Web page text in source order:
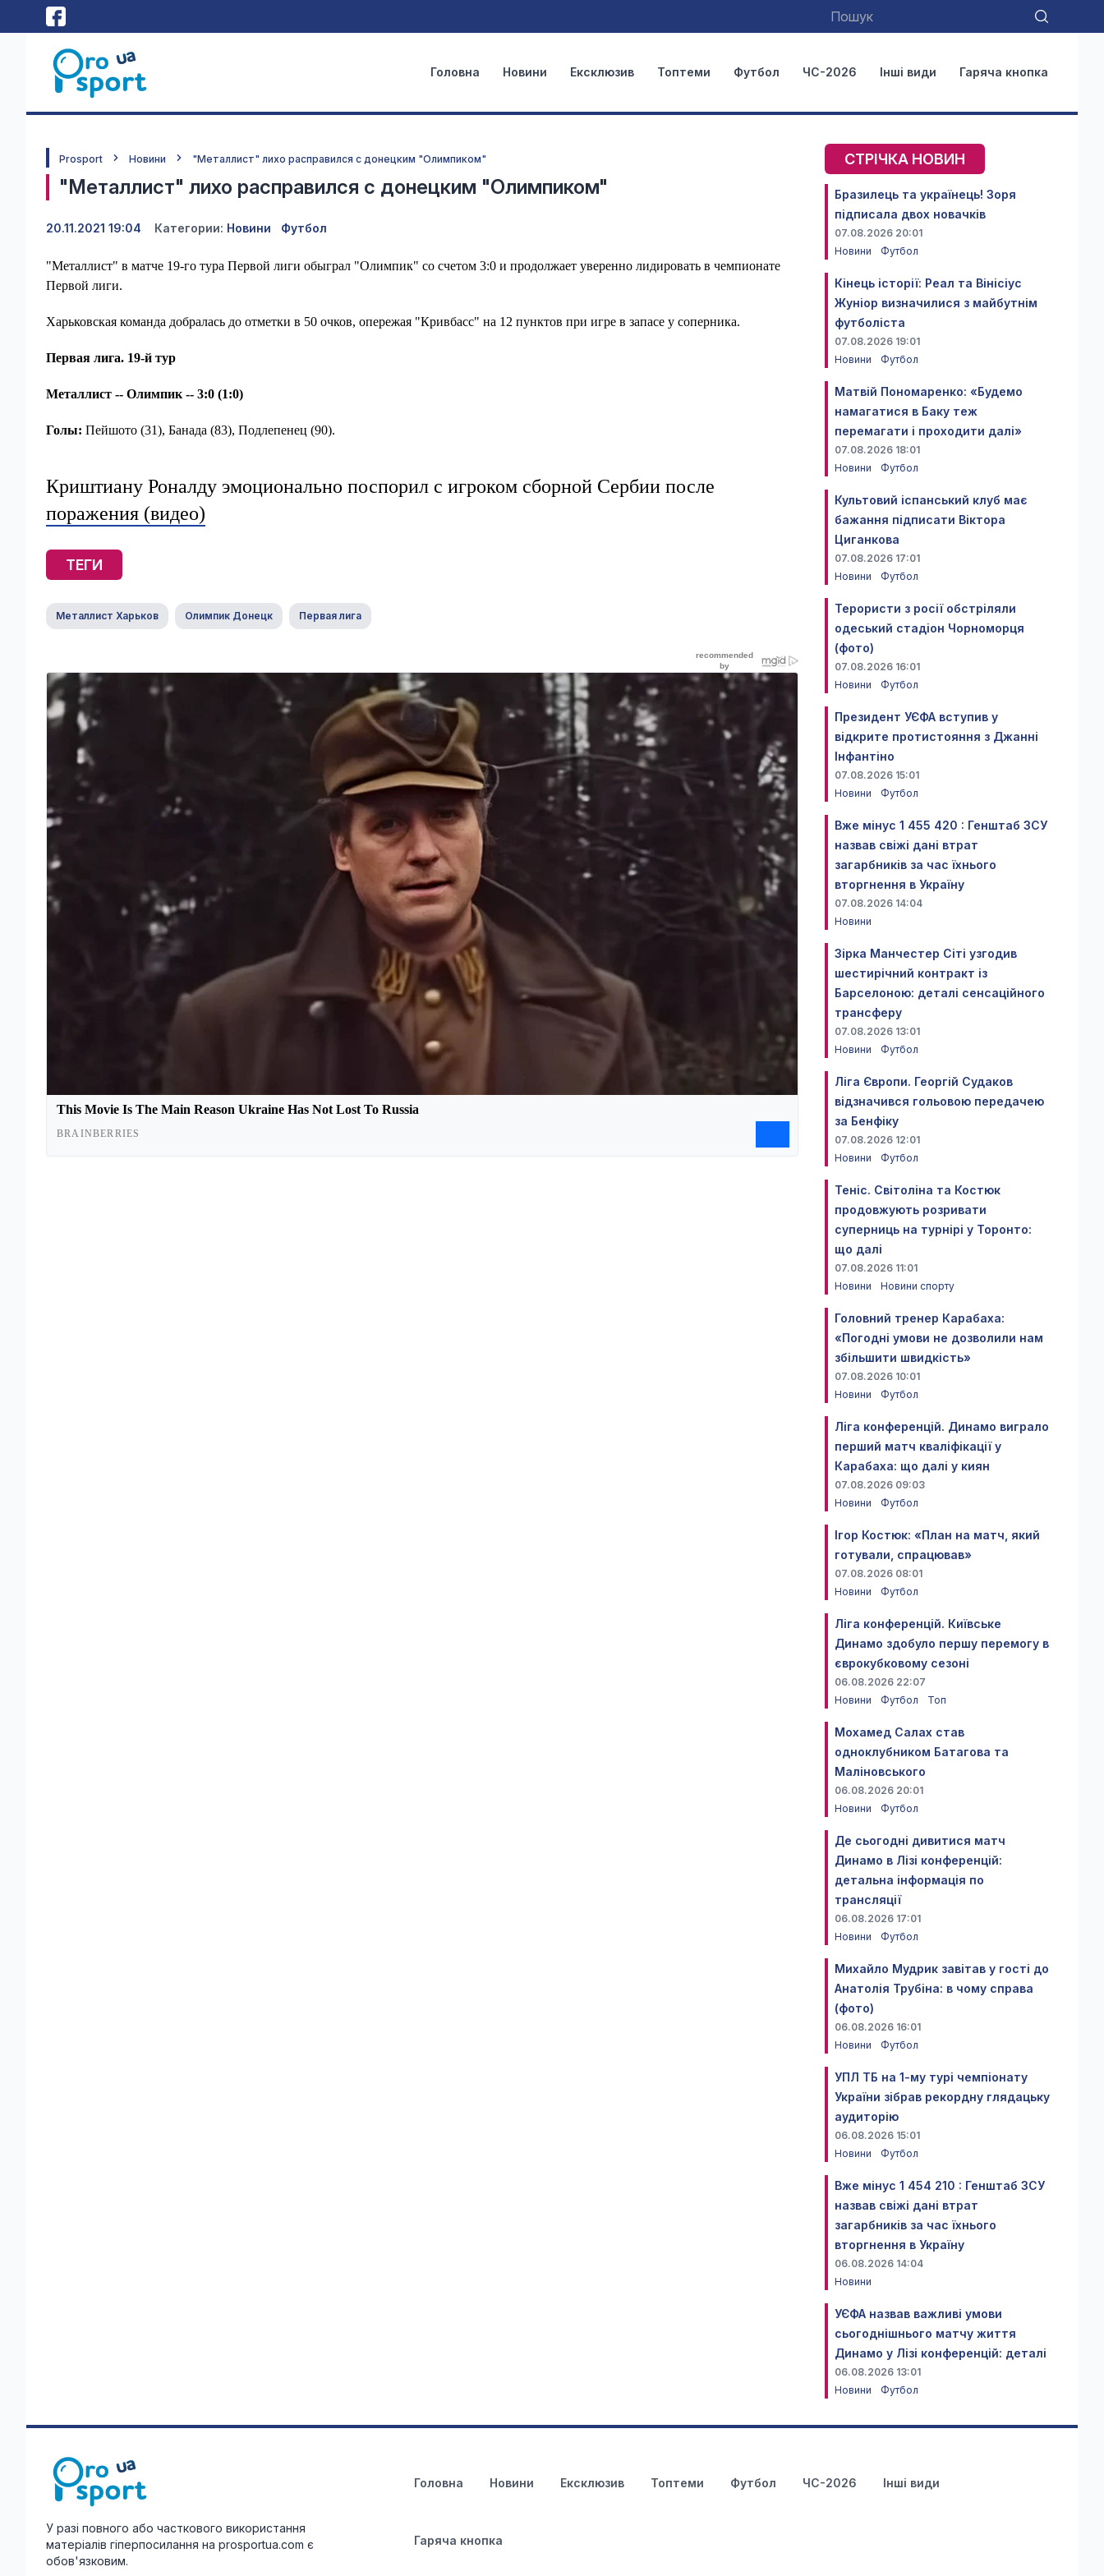
Головна Новини Ексклюзив Топтеми Футбол ЧС-2026 Інші види Гаряча кнопка
Prosport Новини "Металлист" лихо расправился с донецким "Олимпиком"
"Металлист" лихо расправился с донецким "Олимпиком"
20.11.2021 19:04 Категории: Новини Футбол
"Металлист" в матче 19-го тура Первой лиги обыграл "Олимпик" со счетом 3:0 и продолжает уверенно лидировать в чемпионате
Первой лиги.
Харьковская команда добралась до отметки в 50 очков, опережая "Кривбасс" на 12 пунктов при игре в запасе у соперника.
Первая лига. 19-й тур
Металлист -- Олимпик -- 3:0 (1:0)
Голы: Пейшото (31), Банада (83), Подлепенец (90).
Криштиану Роналду эмоционально поспорил с игроком сборной Сербии после
поражения (видео)
ТЕГИ
Металлист Харьков Олимпик Донецк Первая лига
СТРІЧКА НОВИН
Бразилець та українець! Зоря
підписала двох новачків
07.08.2026 20:01
Новини
Футбол
Кінець історії: Реал та Вінісіус
Жуніор визначилися з майбутнім
футболіста
07.08.2026 19:01
Новини
Футбол
Матвій Пономаренко: «Будемо
намагатися в Баку теж
перемагати і проходити далі»
07.08.2026 18:01
Новини
Футбол
Культовий іспанський клуб має
бажання підписати Віктора
Циганкова
07.08.2026 17:01
Новини
Футбол
Терористи з росії обстріляли
одеський стадіон Чорноморця
(фото)
07.08.2026 16:01
Новини
Футбол
Президент УЄФА вступив у
відкрите протистояння з Джанні
Інфантіно
07.08.2026 15:01
Новини
Футбол
Вже мінус 1 455 420 : Генштаб ЗСУ
назвав свіжі дані втрат
загарбників за час їхнього
вторгнення в Україну
07.08.2026 14:04
Новини
Зірка Манчестер Сіті узгодив
шестирічний контракт із
Барселоною: деталі сенсаційного
трансферу
07.08.2026 13:01
Новини
Футбол
Ліга Європи. Георгій Судаков
відзначився гольовою передачею
за Бенфіку
07.08.2026 12:01
Новини
Футбол
Теніс. Світоліна та Костюк
продовжують розривати
суперниць на турнірі у Торонто:
що далі
07.08.2026 11:01
Новини
Новини спорту
Головний тренер Карабаха:
«Погодні умови не дозволили нам
збільшити швидкість»
07.08.2026 10:01
Новини
Футбол
Ліга конференцій. Динамо виграло
перший матч кваліфікації у
Карабаха: що далі у киян
07.08.2026 09:03
Новини
Футбол
Ігор Костюк: «План на матч, який
готували, спрацював»
07.08.2026 08:01
Новини
Футбол
Ліга конференцій. Київське
Динамо здобуло першу перемогу в
єврокубковому сезоні
06.08.2026 22:07
Новини
Футбол Топ
Мохамед Салах став
одноклубником Батагова та
Маліновського
06.08.2026 20:01
Новини
Футбол
Де сьогодні дивитися матч
Динамо в Лізі конференцій:
детальна інформація по
трансляції
06.08.2026 17:01
Новини
Футбол
Михайло Мудрик завітав у гості до
Анатолія Трубіна: в чому справа
(фото)
06.08.2026 16:01
Новини
Футбол
УПЛ ТБ на 1-му турі чемпіонату
України зібрав рекордну глядацьку
аудиторію
06.08.2026 15:01
Новини
Футбол
Вже мінус 1 454 210 : Генштаб ЗСУ
назвав свіжі дані втрат
загарбників за час їхнього
вторгнення в Україну
06.08.2026 14:04
Новини
УЄФА назвав важливі умови
сьогоднішнього матчу життя
Динамо у Лізі конференцій: деталі
06.08.2026 13:01
Новини
Футбол
У разі повного або часткового використання
матеріалів гіперпосилання на prosportua.com є
обов'язковим.
Головна Новини Ексклюзив Топтеми Футбол ЧС-2026 Інші види
Гаряча кнопка